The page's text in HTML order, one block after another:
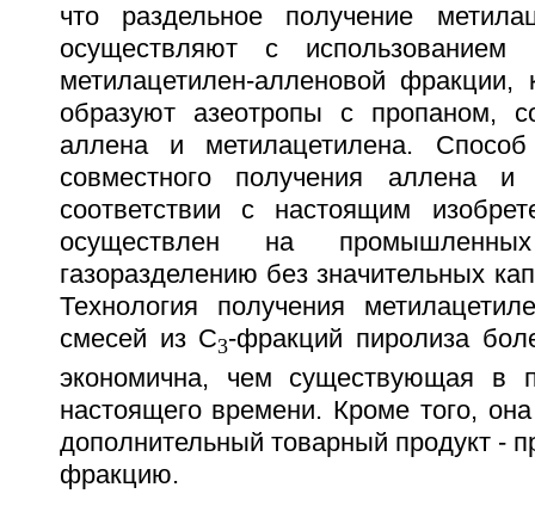
что раздельное получение
осуществляют с
метилацетилен-алленовой фракции,
образуют азеотропы с пропаном,
аллена и метилацетилена. Способ
совместного получения аллена и
соответствии с настоящим
осуществлен на
газоразделению без значительных
Технология получения
смесей из С3-фракций пиролиза
экономична, чем существующая в
настоящего времени. Кроме того,
дополнительный товарный продукт -
фракцию.